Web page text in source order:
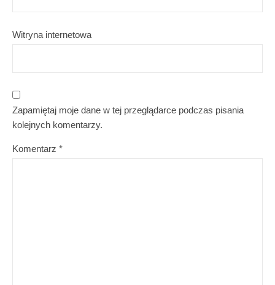
Witryna internetowa
Zapamiętaj moje dane w tej przeglądarce podczas pisania
kolejnych komentarzy.
Komentarz *